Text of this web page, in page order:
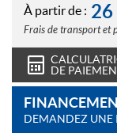
À partir de : 26
Frais de transport et
DE
DEMANDEZ UNE